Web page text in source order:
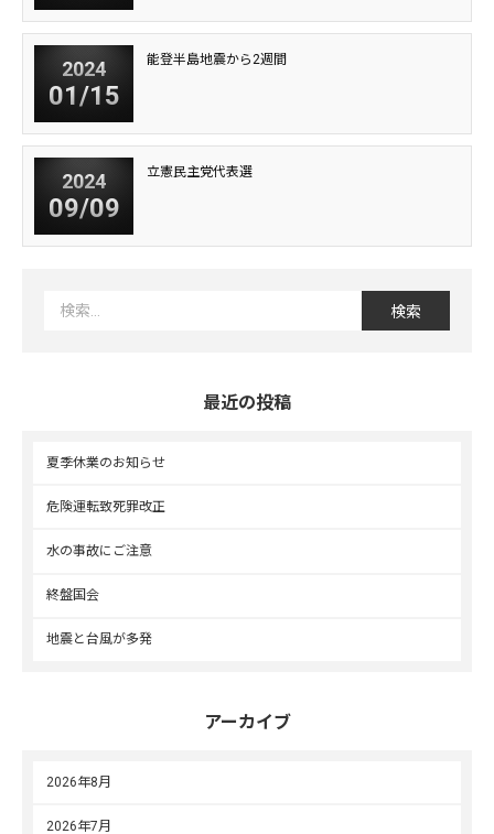
2024
01/15
能登半島地震から2週間
2024
09/09
立憲民主党代表選
最近の投稿
夏季休業のお知らせ
危険運転致死罪改正
水の事故にご注意
終盤国会
地震と台風が多発
アーカイブ
2026年8月
2026年7月